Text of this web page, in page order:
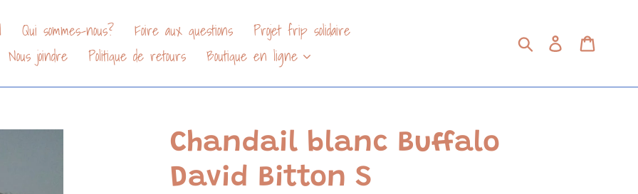
Qui sommes-nous? Foire aux questions
Projet frip solidaire
Nous joindre
Politique de retours Boutique en ligne
SoumettreSe connecter
Chandail blanc Buffalo
David Bitton S